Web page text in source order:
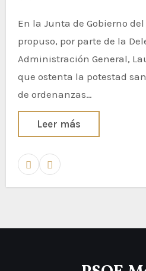
En la Junta de Gobierno del pasado viernes se
propuso, por parte de la
Administración General,
que ostenta la potestad
de ordenanzas…
Leer más